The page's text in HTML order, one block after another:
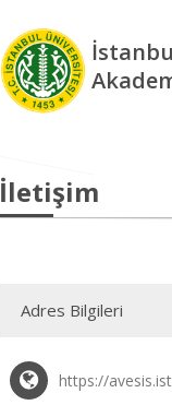
İletişim
Adres Bilgileri
https://